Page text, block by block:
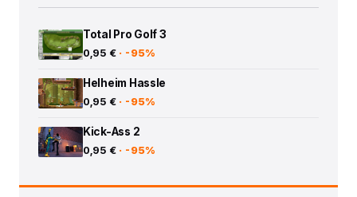
Total Pro Golf 3
0,95 € · -95%
Helheim Hassle
0,95 € · -95%
Kick-Ass 2
0,95 € · -95%